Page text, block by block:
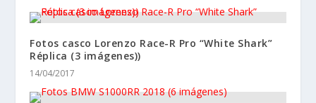
Fotos casco Lorenzo Race-R Pro “White Shark”
Réplica (3 imágenes))
14/04/2017